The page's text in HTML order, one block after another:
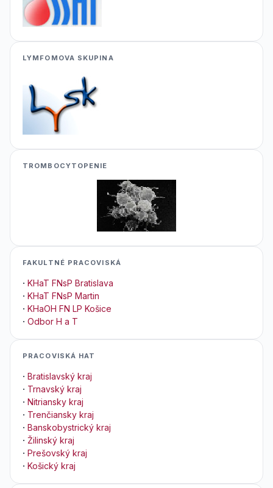
LYMFOMOVA SKUPINA
TROMBOCYTOPENIE
FAKULTNÉ PRACOVISKÁ
· KHaT FNsP Bratislava
· KHaT FNsP Martin
· KHaOH FN LP Košice
· Odbor H a T
PRACOVISKÁ HAT
· Bratislavský kraj
· Trnavský kraj
· Nitriansky kraj
· Trenčiansky kraj
· Banskobystrický kraj
· Žilinský kraj
· Prešovský kraj
· Košický kraj